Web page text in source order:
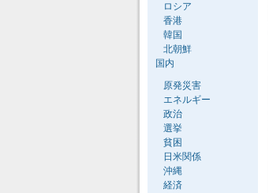
ロシア
香港
韓国
北朝鮮
国内
原発災害
エネルギー
政治
選挙
貧困
日米関係
沖縄
経済